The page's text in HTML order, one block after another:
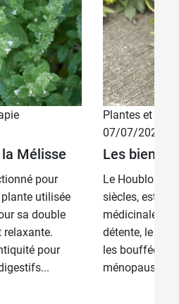
Mélisse
pour
utilisée
sa double
relaxante.
pour
Plantes et
07/07/2026
Les
Le Houblon,
siècles, est
médicinales
détente, le
les bouffées
ménopause.